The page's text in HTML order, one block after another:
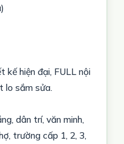
kế hiện đại, FULL nội
lo sắm sửa.
dân trí, văn minh,
trường cấp 1, 2, 3,